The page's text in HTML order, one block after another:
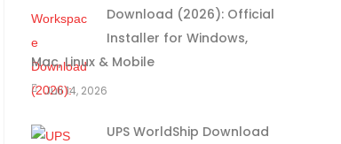
Download (2026): Official
Installer for Windows,
Mac, Linux & Mobile
Juli 14, 2026
UPS WorldShip Download